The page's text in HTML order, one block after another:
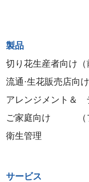
Sitemap
menu
製品
切り花生産者向け（
流通·生花販売店向け
アレンジメント＆
ご家庭向け （フ
衛生管理
サービス